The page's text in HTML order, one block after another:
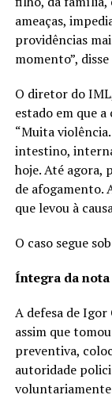
ameaças,
providências
momento”,
O diretor do
estado em que
“Muita
intestino,
hoje. Até agora,
de
que levou à
O caso segue
Íntegra da
A defesa de Igor
assim que
preventiva,
autoridade
voluntariamente